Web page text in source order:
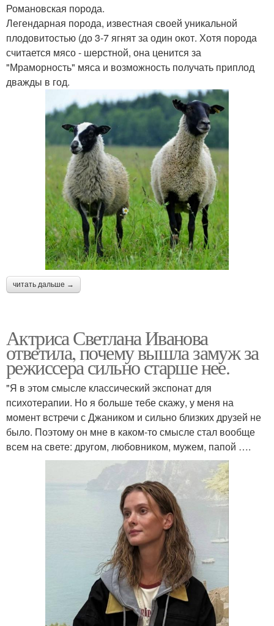
Романовская порода.
Легендарная порода, известная своей уникальной
плодовитостью (до 3-7 ягнят за один окот. Хотя порода
считается мясо - шерстной, она ценится за
"Мраморность" мяса и возможность получать приплод
дважды в год.
читать дальше →
Актриса Светлана Иванова
ответила, почему вышла замуж за
режиссера сильно старше нее.
"Я в этом смысле классический экспонат для
психотерапии. Но я больше тебе скажу, у меня на
момент встречи с Джаником и сильно близких друзей не
было. Поэтому он мне в каком-то смысле стал вообще
всем на свете: другом, любовником, мужем, папой ….